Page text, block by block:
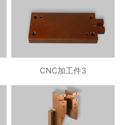
CNC加工件3